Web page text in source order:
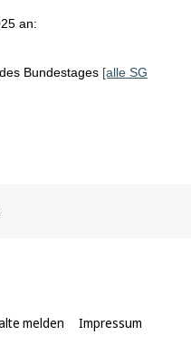
an:
Bundestages [alle SG
melden Impressum